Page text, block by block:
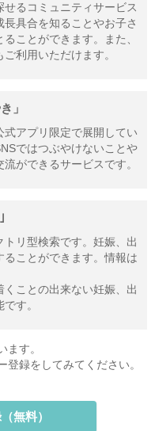
るコミュニティサービス
具合を知ることやお子さ
ことができます。また、
利用いただけます。
」
式アプリ限定で展開してい
ではつぶやけないことや
ができるサービスです。
リ型検索です。妊娠、出
ことができます。情報は
ことの出来ない妊娠、出
す。
ます。
録をしてみてください。
無料）